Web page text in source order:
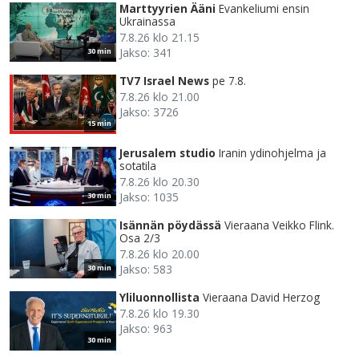
30 min
Marttyyrien Ääni Evankeliumi ensin
Ukrainassa
7.8.26 klo 21.15
Jakso: 341
15 min
TV7 Israel News pe 7.8.
7.8.26 klo 21.00
Jakso: 3726
30 min
Jerusalem studio Iranin ydinohjelma ja
sotatila
7.8.26 klo 20.30
Jakso: 1035
30 min
Isännän pöydässä Vieraana Veikko Flink.
Osa 2/3
7.8.26 klo 20.00
Jakso: 583
30 min
Yliluonnollista Vieraana David Herzog
7.8.26 klo 19.30
Jakso: 963